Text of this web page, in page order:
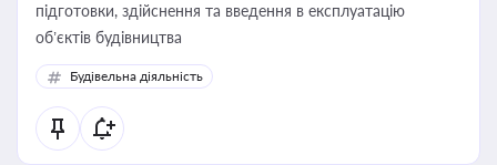
підготовки, здійснення та введення в експлуатацію
об’єктів будівництва
Будівельна діяльність